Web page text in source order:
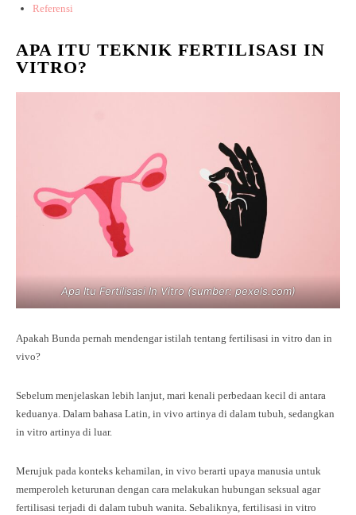
Referensi
APA ITU TEKNIK FERTILISASI IN
VITRO?
Apa Itu Fertilisasi In Vitro (sumber: pexels.com)
Apakah Bunda pernah mendengar istilah tentang fertilisasi in vitro dan in
vivo?
Sebelum menjelaskan lebih lanjut, mari kenali perbedaan kecil di antara
keduanya. Dalam bahasa Latin, in vivo artinya di dalam tubuh, sedangkan
in vitro artinya di luar.
Merujuk pada konteks kehamilan, in vivo berarti upaya manusia untuk
memperoleh keturunan dengan cara melakukan hubungan seksual agar
fertilisasi terjadi di dalam tubuh wanita. Sebaliknya, fertilisasi in vitro